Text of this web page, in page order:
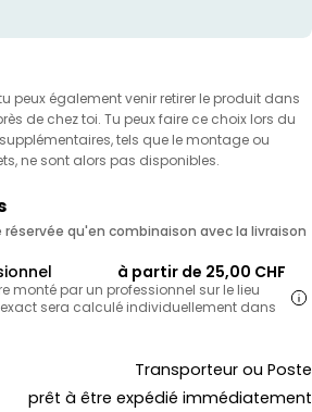
peux également venir retirer le produit dans
de chez toi. Tu peux faire ce choix lors du
tels que le montage ou
ne sont alors pas disponibles.
qu'en combinaison avec la livraison
à partir de 25,00 CHF
monté par un professionnel sur le lieu
sera calculé individuellement dans
Transporteur ou Poste
prêt à être expédié immédiatement